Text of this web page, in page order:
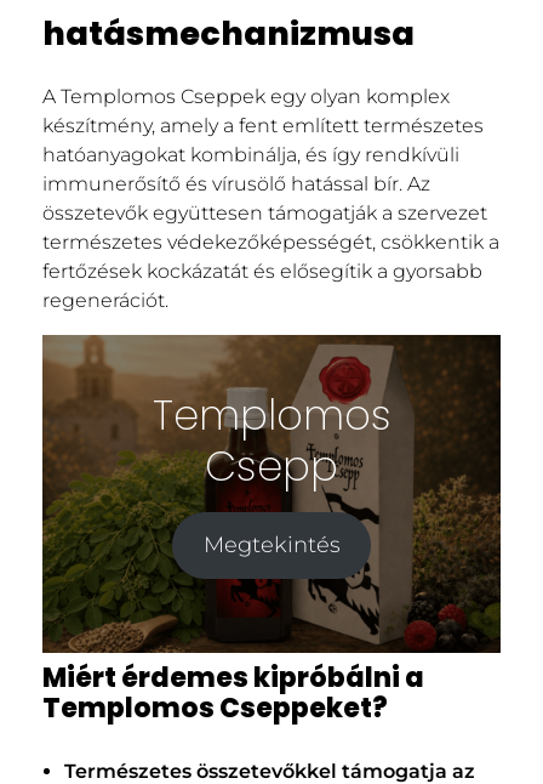
hatásmechanizmusa
A Templomos Cseppek egy olyan komplex
készítmény, amely a fent említett természetes
hatóanyagokat kombinálja, és így rendkívüli
immunerősítő és vírusölő hatással bír. Az
összetevők együttesen támogatják a szervezet
természetes védekezőképességét, csökkentik a
fertőzések kockázatát és elősegítik a gyorsabb
regenerációt.
Templomos
Csepp
Megtekintés
Miért érdemes kipróbálni a
Templomos Cseppeket?
Természetes összetevőkkel támogatja az